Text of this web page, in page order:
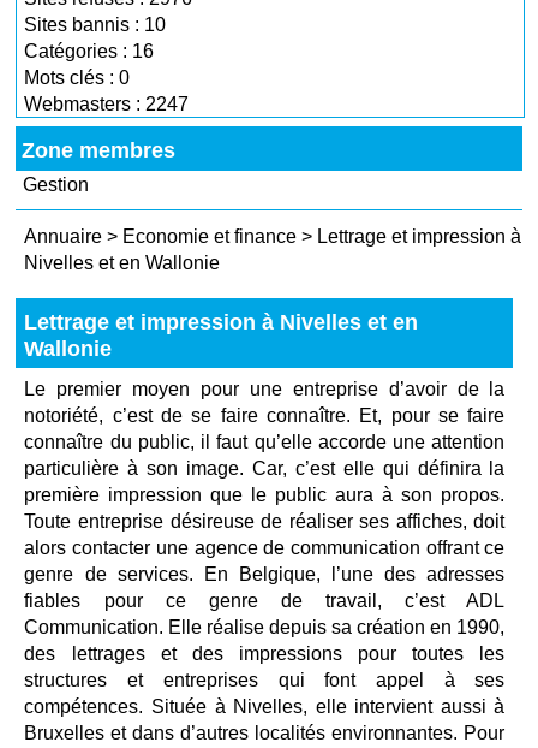
Sites bannis : 10
Catégories : 16
Mots clés : 0
Webmasters : 2247
Zone membres
Gestion
Annuaire > Economie et finance > Lettrage et impression à
Nivelles et en Wallonie
Lettrage et impression à Nivelles et en
Wallonie
Le premier moyen pour une entreprise d’avoir de la
notoriété, c’est de se faire connaître. Et, pour se faire
connaître du public, il faut qu’elle accorde une attention
particulière à son image. Car, c’est elle qui définira la
première impression que le public aura à son propos.
Toute entreprise désireuse de réaliser ses affiches, doit
alors contacter une agence de communication offrant ce
genre de services. En Belgique, l’une des adresses
fiables pour ce genre de travail, c’est ADL
Communication. Elle réalise depuis sa création en 1990,
des lettrages et des impressions pour toutes les
structures et entreprises qui font appel à ses
compétences. Située à Nivelles, elle intervient aussi à
Bruxelles et dans d’autres localités environnantes. Pour